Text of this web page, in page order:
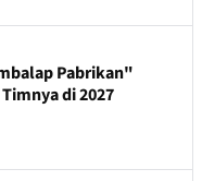
Pabrikan"
di 2027